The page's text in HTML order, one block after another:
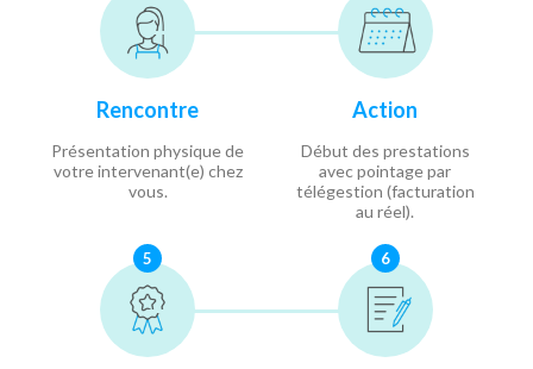
Rencontre
Présentation physique de
votre intervenant(e) chez
vous.
Action
Début des prestations
avec pointage par
télégestion (facturation
au réel).
5 6